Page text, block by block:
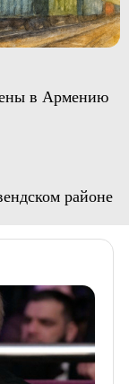
в Армению
районе